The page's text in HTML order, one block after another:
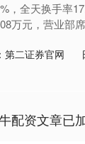
，全天换手率
万元，营业部
第二证券官网
配资文章已